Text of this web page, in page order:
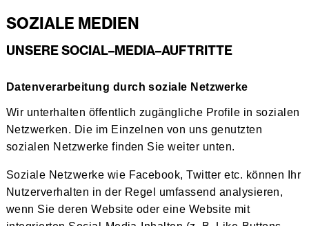
SOZIALE MEDIEN
UNSERE SOCIAL–MEDIA–AUFTRITTE
Datenverarbeitung durch soziale Netzwerke
Wir unterhalten öffentlich zugängliche Profile in sozialen
Netzwerken. Die im Einzelnen von uns genutzten
sozialen Netzwerke finden Sie weiter unten.
Soziale Netzwerke wie Facebook, Twitter etc. können Ihr
Nutzerverhalten in der Regel umfassend analysieren,
wenn Sie deren Website oder eine Website mit